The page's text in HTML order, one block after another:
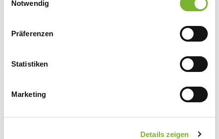
Datenschutzerklärung
Notwendig
Präferenzen
Statistiken
Marketing
Details zeigen
Zurück zur Übersicht
Anbieter.